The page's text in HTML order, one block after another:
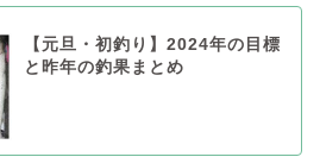
【元旦・初釣り】2024年の目標
と昨年の釣果まとめ